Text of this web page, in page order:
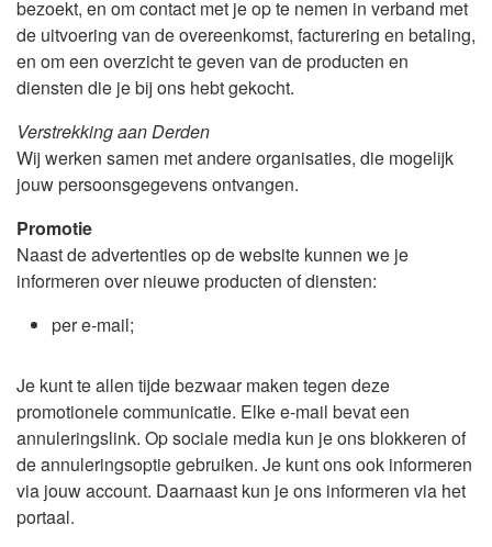
bezoekt, en om contact met je op te nemen in verband met
de uitvoering van de overeenkomst, facturering en betaling,
en om een overzicht te geven van de producten en
diensten die je bij ons hebt gekocht.
Verstrekking aan Derden
Wij werken samen met andere organisaties, die mogelijk
jouw persoonsgegevens ontvangen.
Promotie
Naast de advertenties op de website kunnen we je
informeren over nieuwe producten of diensten:
per e-mail;
Je kunt te allen tijde bezwaar maken tegen deze
promotionele communicatie. Elke e-mail bevat een
annuleringslink. Op sociale media kun je ons blokkeren of
de annuleringsoptie gebruiken. Je kunt ons ook informeren
via jouw account. Daarnaast kun je ons informeren via het
portaal.